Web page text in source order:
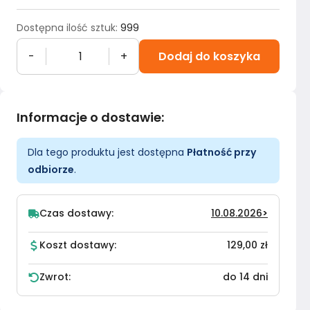
Dostępna ilość sztuk: 999
- + Dodaj do koszyka
Informacje o dostawie:
Dla tego produktu jest dostępna Płatność przy
odbiorze.
Czas dostawy: 10.08.2026>
Koszt dostawy: 129,00 zł
Zwrot: do 14 dni